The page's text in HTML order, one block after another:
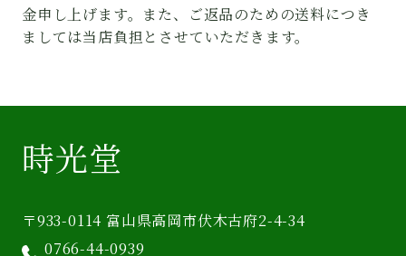
金申し上げます。また、ご返品のための送料につき
ましては当店負担とさせていただきます。
時光堂
〒933-0114 富山県高岡市伏木古府2-4-34
0766-44-0939